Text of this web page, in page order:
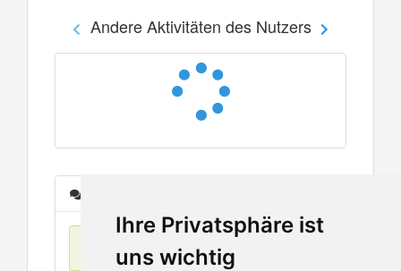
Ihre Privatsphäre ist
uns wichtig
Andere Aktivitäten des Nutzers
Keine Einträge